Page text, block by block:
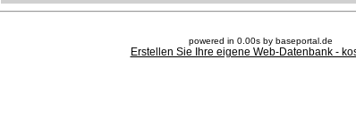
powered in 0.00s by baseportal.de
Erstellen Sie Ihre eigene Web-Datenbank -